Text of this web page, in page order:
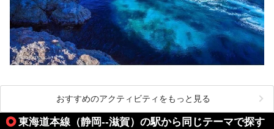
おすすめのアクティビティをもっと見る
東海道本線（静岡--滋賀）の駅から同じテーマで探す